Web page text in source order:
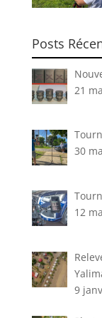
Posts
21
30
12
9